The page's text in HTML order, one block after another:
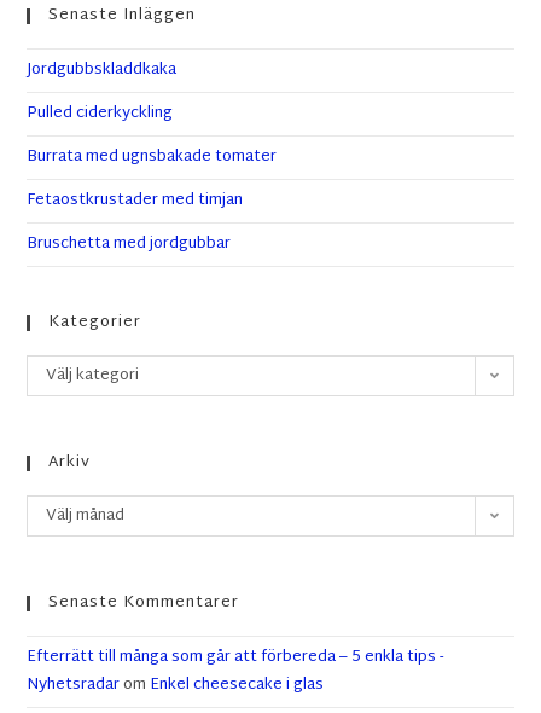
Senaste Inläggen
Jordgubbskladdkaka
Pulled ciderkyckling
Burrata med ugnsbakade tomater
Fetaostkrustader med timjan
Bruschetta med jordgubbar
Kategorier
Välj kategori
Arkiv
Välj månad
Senaste Kommentarer
Efterrätt till många som går att förbereda – 5 enkla tips -
Nyhetsradarom Enkel cheesecake i glas